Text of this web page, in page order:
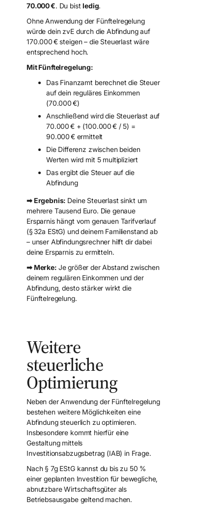
70.000 €. Du bistledig.
Ohne Anwendung der Fünftelregelung
würde dein zvE durch die Abfindung auf
170.000 € steigen – die Steuerlast wäre
entsprechend hoch.
Mit Fünftelregelung:
Das Finanzamt berechnet die Steuer
auf dein reguläres Einkommen
(70.000 €)
Anschließend wird die Steuerlast auf
70.000 € + (100.000 € / 5) =
90.000 € ermittelt
Die Differenz zwischen beiden
Werten wird mit 5 multipliziert
Das ergibt die Steuer auf die
Abfindung
➡ Ergebnis: Deine Steuerlast sinkt um
mehrere Tausend Euro. Die genaue
Ersparnis hängt vom genauen Tarifverlauf
(§ 32a EStG) und deinem Familienstand ab
– unser Abfindungsrechner hilft dir dabei
deine Ersparnis zu ermitteln.
➡ Merke:Je größer der Abstand zwischen
deinem regulären Einkommen und der
Abfindung, desto stärker wirkt die
Fünftelregelung.
Weitere
steuerliche
Optimierung
Neben der Anwendung der Fünftelregelung
bestehen weitere Möglichkeiten eine
Abfindung steuerlich zu optimieren.
Insbesondere kommt hierfür eine
Gestaltung mittels
Investitionsabzugsbetrag (IAB) in Frage.
Nach § 7g EStG kannst du bis zu 50 %
einer geplanten Investition für bewegliche,
abnutzbare Wirtschaftsgüter als
Betriebsausgabe geltend machen.